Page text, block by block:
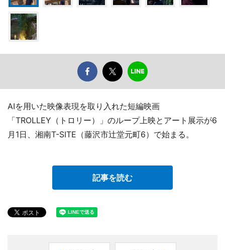
AIを用いた映像表現を取り入れた短編映画
「TROLLEY（トロリー）」のループ上映とアート展示が6
月1日、湘南T-SITE（藤沢市辻堂元町6）で始まる。
記事を読む